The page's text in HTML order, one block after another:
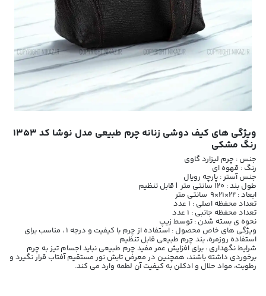
ویژگی های کیف دوشی زنانه چرم طبیعی مدل نوشا کد 1353
رنگ مشکی
جنس : چرم لیزارد گاوی
رنگ : قهوه ای
جنس آستر : پارچه رویال
طول بند : 120 سانتی متر | قابل تنظیم
ابعاد : 22×21×9 سانتی متر
تعداد محفظه اصلی : 1 عدد
تعداد محفظه جانبی : 1 عدد
نحوه ی بسته شدن : توسط زیپ
ویژگی های خاص محصول : استفاده از چرم با کیفیت و درجه 1 ، مناسب برای
استفاده روزمره، بند چرم طبیعی قابل تنظیم
شرایط نگهداری : برای افزایش عمر مفید چرم طبیعی نباید اجسام تیز به چرم
برخوردی داشته باشند، همچنین در معرض تابش نور مستقیم آفتاب قرار نگیرد و
رطوبت، مواد حلال و ادکلن به کیفیت آن لطمه وارد می کند.